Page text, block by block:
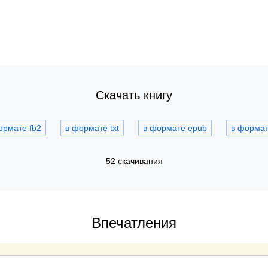
Скачать книгу
fb2 в формате txt в формате epub в
52 скачивания
Впечатления